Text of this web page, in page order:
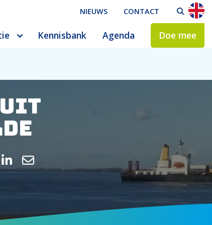
NIEUWS CONTACT
Kennisbank Agenda Doe mee